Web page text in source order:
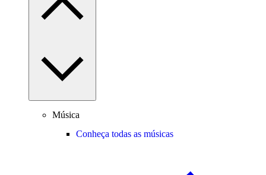
Música
Conheça todas as músicas